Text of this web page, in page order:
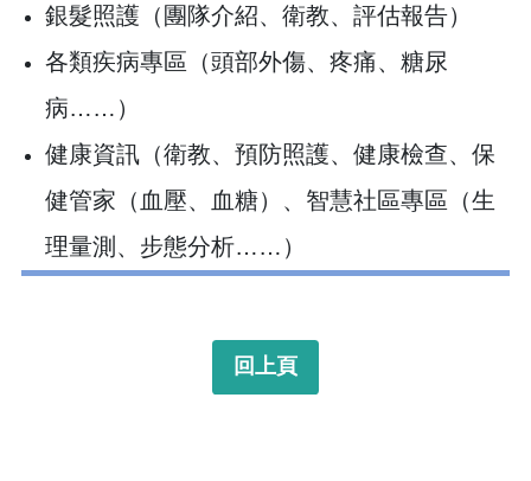
銀髮照護（團隊介紹、衛教、評估報告）
各類疾病專區（頭部外傷、疼痛、糖尿
病……）
健康資訊（衛教、預防照護、健康檢查、保
健管家（血壓、血糖）、智慧社區專區（生
理量測、步態分析……）
回上頁